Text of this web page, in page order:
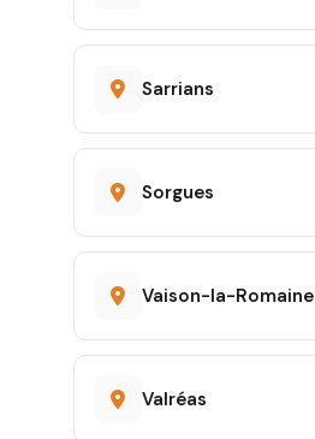
Sarrians
Sorgues
Vaison-la-Romaine
Valréas